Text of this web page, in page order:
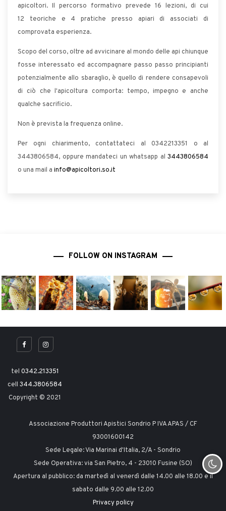
apicoltori. Il percorso formativo prevede 16 lezioni, di cui
12 teoriche e 4 pratiche presso apiari di associati di
comprovata esperienza.
Scopo del corso, oltre ad avvicinare al mondo delle api chiunque
fosse interessato ed accompagnare passo passo principianti
potenzialmente allo sbaraglio, è quello di rendere consapevoli
di ciò che l'apicoltura comporta: tempo, impegno e anche
qualche sacrificio.
Non è prevista la frequenza online.
Per ogni chiarimento, contattateci al 0342213351 o al
3443806584, oppure mandateci un whatsapp al 3443806584
o una mail a info@apicoltori.so.it
FOLLOW ON INSTAGRAM
tel 0342.213351
cell 344.3806584
Copyright © 2021
Associazione Produttori Apistici Sondrio P IVA APAS / CF
93001600142
Sede Legale: Via Marinai d'Italia, 2/A - Sondrio
Sede Operativa: via San Pietro, 4 - 23010 Fusine (SO)
Apertura al pubblico: da martedì al venerdì dalle 14.00 alle 18.00 e il
sabato dalle 9.00 alle 12.00
Privacy policy